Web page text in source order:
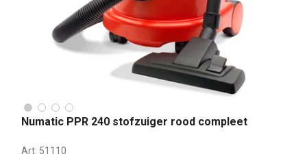
Numatic PPR 240 stofzuiger rood compleet
Art: 51110